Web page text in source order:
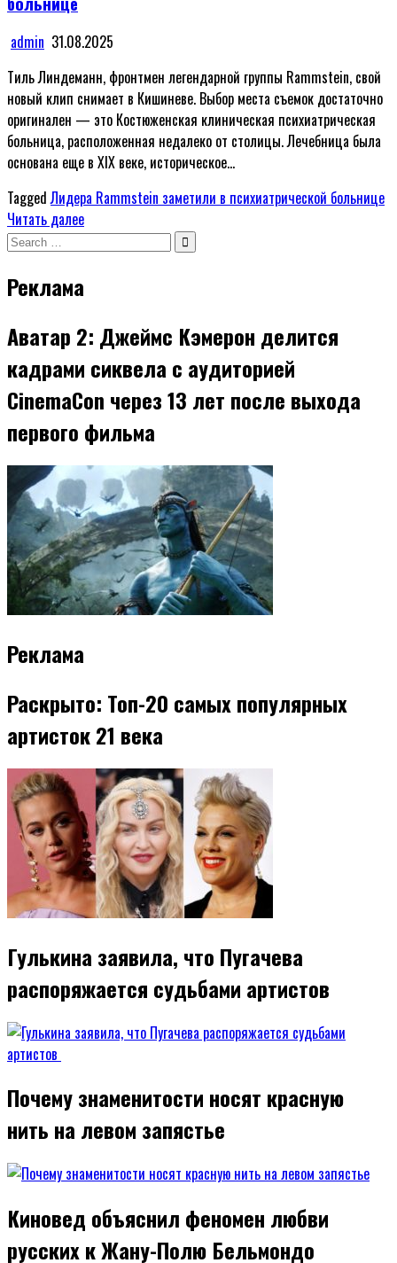
admin 31.08.2025
Тиль Линдеманн, фронтмен легендарной группы Rammstein, свой
новый клип снимает в Кишиневе. Выбор места съемок достаточно
оригинален — это Костюженская клиническая психиатрическая
больница, расположенная недалеко от столицы. Лечебница была
основана еще в XIX веке, историческое…
TaggedЛидера Rammstein заметили в психиатрической больнице
Читать далее
Search
Реклама
Аватар 2: Джеймс Кэмерон делится
кадрами сиквела с аудиторией
CinemaCon через 13 лет после выхода
первого фильма
Реклама
Раскрыто: Топ-20 самых популярных
артисток 21 века
Гулькина заявила, что Пугачева
распоряжается судьбами артистов
Почему знаменитости носят красную
нить на левом запястье
Киновед объяснил феномен любви
русских к Жану-Полю Бельмондо